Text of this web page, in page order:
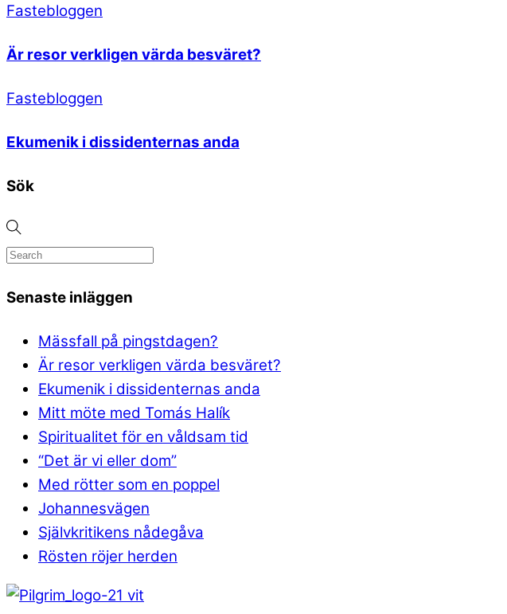
Fastebloggen
Är resor verkligen värda besväret?
Fastebloggen
Ekumenik i dissidenternas anda
Sök
Senaste inläggen
Mässfall på pingstdagen?
Är resor verkligen värda besväret?
Ekumenik i dissidenternas anda
Mitt möte med Tomás Halík
Spiritualitet för en våldsam tid
“Det är vi eller dom”
Med rötter som en poppel
Johannesvägen
Självkritikens nådegåva
Rösten röjer herden